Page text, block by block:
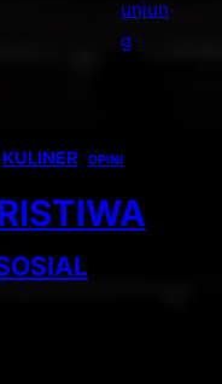
KULINER OPINI